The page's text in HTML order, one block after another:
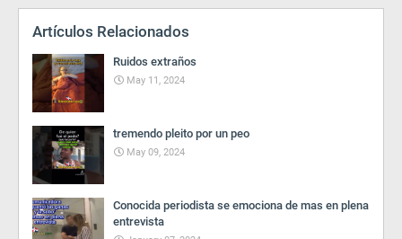
Artículos Relacionados
Ruidos extraños
May 11, 2024
tremendo pleito por un peo
May 09, 2024
Conocida periodista se emociona de mas en plena
entrevista